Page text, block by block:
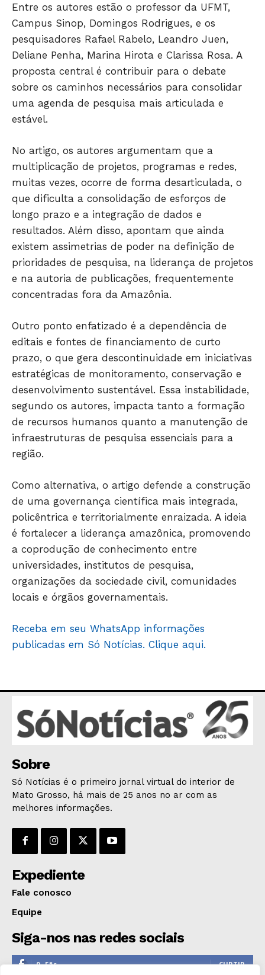
Só Notícias
JUNTE-SE NO WHATSAPP
POLÍTICA
ESPORTES
ECONOMIA
OPINIÃO
EDUCAÇÃO
AGRONOTÍCIAS
ÚLTIMAS NOTÍCIAS
Entre os autores estão o professor da UFMT,
Campus Sinop, Domingos Rodrigues, e os
pesquisadores Rafael Rabelo, Leandro Juen,
Deliane Penha, Marina Hirota e Clarissa Rosa. A
proposta central é contribuir para o debate
sobre os caminhos necessários para consolidar
uma agenda de pesquisa mais articulada e
estável.
No artigo, os autores argumentam que a
multiplicação de projetos, programas e redes,
muitas vezes, ocorre de forma desarticulada, o
que dificulta a consolidação de esforços de
longo prazo e a integração de dados e
resultados. Além disso, apontam que ainda
existem assimetrias de poder na definição de
prioridades de pesquisa, na liderança de projetos
e na autoria de publicações, frequentemente
concentradas fora da Amazônia.
Outro ponto enfatizado é a dependência de
editais e fontes de financiamento de curto
prazo, o que gera descontinuidade em iniciativas
estratégicas de monitoramento, conservação e
desenvolvimento sustentável. Essa instabilidade,
segundo os autores, impacta tanto a formação
de recursos humanos quanto a manutenção de
infraestruturas de pesquisa essenciais para a
região.
Como alternativa, o artigo defende a construção
de uma governança científica mais integrada,
policêntrica e territorialmente enraizada. A ideia
é fortalecer a liderança amazônica, promovendo
a coprodução de conhecimento entre
universidades, institutos de pesquisa,
organizações da sociedade civil, comunidades
locais e órgãos governamentais.
Receba em seu WhatsApp informações
publicadas em Só Notícias. Clique aqui.
Sobre
Só Notícias é o primeiro jornal virtual do interior de
Mato Grosso, há mais de 25 anos no ar com as
melhores informações.
Expediente
Fale conosco
Equipe
Siga-nos nas redes sociais
0 Fãs CURTIR